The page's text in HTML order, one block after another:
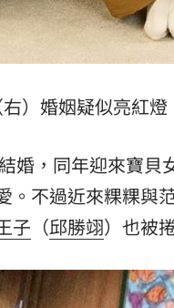
右）婚姻疑似亮紅
婚，同年迎來寶貝
。不過近來粿粿與
子 （邱勝翊）也被